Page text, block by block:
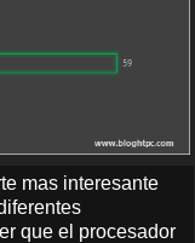
mas interesante
que el procesador